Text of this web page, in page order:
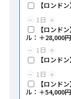
【ロンド
− 1 日 ＋
【ロンド
ル：＋28,000円
− 1日 ＋
【ロンド
− 1 日 ＋
【ロンド
ル：＋54,000円